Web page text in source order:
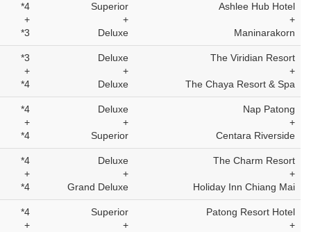
Ashlee Hub Hotel
+
Maninarakorn
Superior
+
Deluxe
4*
+
3*
The Viridian Resort
+
The Chaya Resort & Spa
Deluxe
+
Deluxe
3*
+
4*
Nap Patong
+
Centara Riverside
Deluxe
+
Superior
4*
+
4*
The Charm Resort
+
Holiday Inn Chiang Mai
Deluxe
+
Grand Deluxe
4*
+
4*
Patong Resort Hotel
+
Superior
+
4*
+